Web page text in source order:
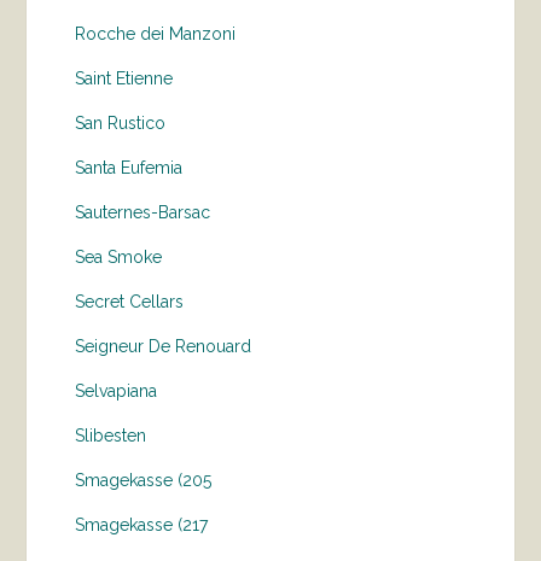
Rocche dei Manzoni
Saint Etienne
San Rustico
Santa Eufemia
Sauternes-Barsac
Sea Smoke
Secret Cellars
Seigneur De Renouard
Selvapiana
Slibesten
Smagekasse (205
Smagekasse (217